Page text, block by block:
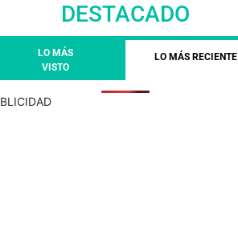
DESTACADO
LO MÁS
VISTO
LO MÁS RECIENTE